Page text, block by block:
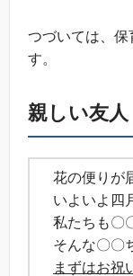
つづいては、保
す。
親しい友
花の便りが
いよいよ四
私たちも〇
そんな〇〇
まずはお祝